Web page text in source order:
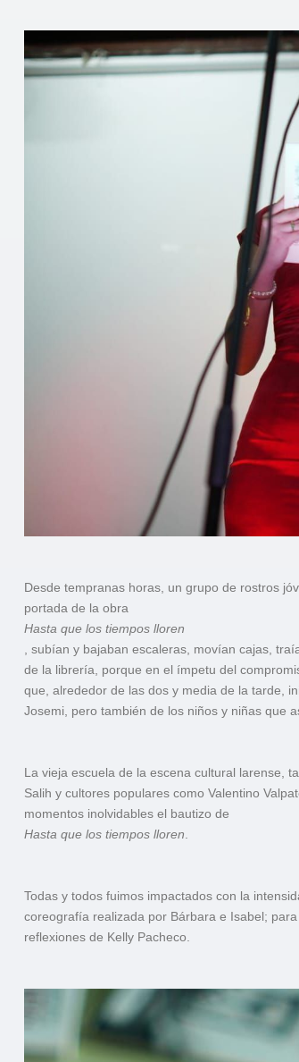
Desde tempranas horas, un grupo de rostros
portada de la obra
Hasta que los tiempos lloren
, subían y bajaban escaleras, movían cajas,
de la librería, porque en el ímpetu del
que, alrededor de las dos y media de la tarde,
Josemi, pero también de los niños y niñas que
La vieja escuela de la escena cultural larense,
Salih y cultores populares como Valentino
momentos inolvidables el bautizo de
Hasta que los tiempos lloren
Todas y todos fuimos impactados con la
coreografía realizada por Bárbara e Isabel;
reflexiones de Kelly Pacheco.